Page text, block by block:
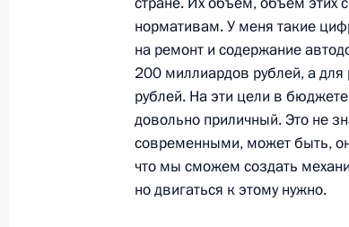
Утверждён перечень
об организации летнего
16 июня 2010 года, 11:00
15 июня 2010 года, вторник
нормативам. У меня такие
на ремонт и содержание
200 миллиардов рублей, а
рублей. На эти цели в
довольно приличный. Это не
современными, может быть,
что мы сможем создать
но двигаться к этому нужно.